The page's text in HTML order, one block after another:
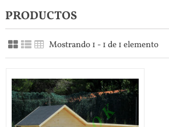
PRODUCTOS
Mostrando 1 - 1 de 1 elemento